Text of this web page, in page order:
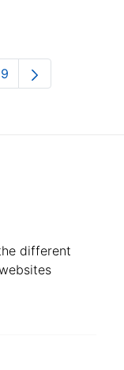
Pages Use
Page
different